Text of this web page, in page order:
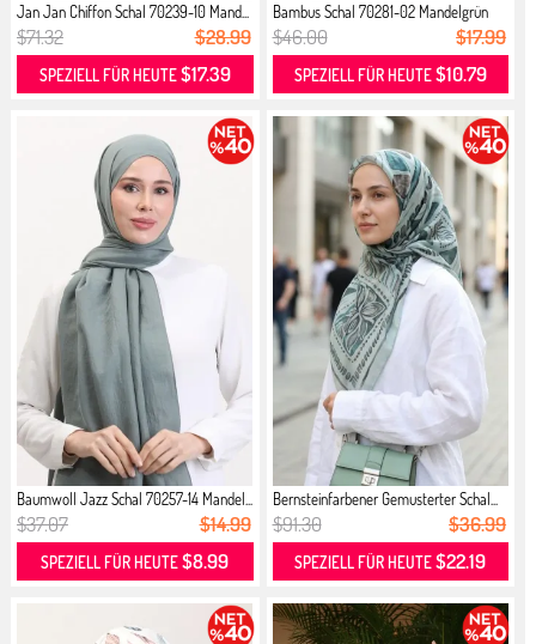
Jan Jan Chiffon Schal 70239-10 Mand...
$71.32 $28.99
SPEZIELL FÜR HEUTE$17.39
Bambus Schal 70281-02 Mandelgrün
$46.00 $17.99
SPEZIELL FÜR HEUTE$10.79
Baumwoll Jazz Schal 70257-14 Mandel...
$37.07 $14.99
SPEZIELL FÜR HEUTE$8.99
Bernsteinfarbener Gemusterter Schal...
$91.30 $36.99
SPEZIELL FÜR HEUTE$22.19